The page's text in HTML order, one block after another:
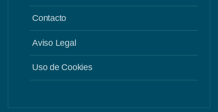
Contacto
Aviso Legal
Uso de Cookies